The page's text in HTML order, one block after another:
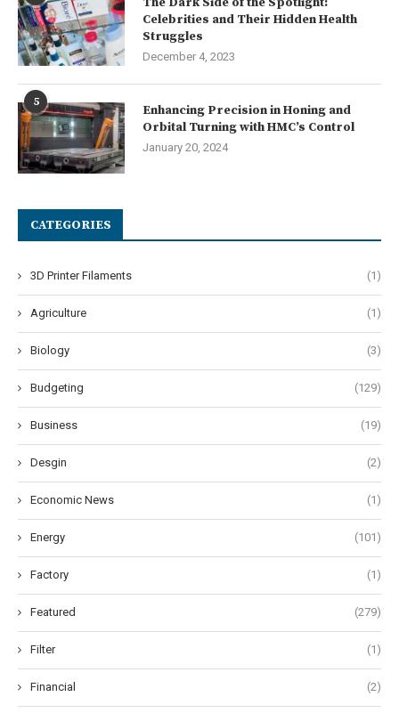
Celebrities and Their Hidden Health
Struggles
December 4, 2023
5
Enhancing Precision in Honing and
Orbital Turning with HMC’s Control
January 20, 2024
CATEGORIES
3D Printer Filaments (1)
Agriculture (1)
Biology (3)
Budgeting (129)
Business (19)
Desgin (2)
Economic News (1)
Energy (101)
Factory (1)
Featured (279)
Filter (1)
Financial (2)